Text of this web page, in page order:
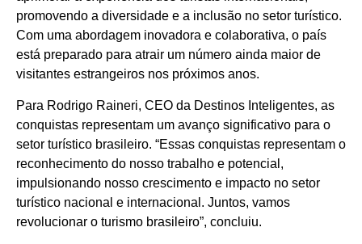
RN
Comércio e
Negócios na
Política
Turismo
Entretenimento
promovendo a diversidade e a inclusão no setor turístico.
Com uma abordagem inovadora e colaborativa, o país
está preparado para atrair um número ainda maior de
visitantes estrangeiros nos próximos anos.
Para Rodrigo Raineri, CEO da Destinos Inteligentes, as
conquistas representam um avanço significativo para o
setor turístico brasileiro. “Essas conquistas representam o
reconhecimento do nosso trabalho e potencial,
impulsionando nosso crescimento e impacto no setor
turístico nacional e internacional. Juntos, vamos
revolucionar o turismo brasileiro”, concluiu.